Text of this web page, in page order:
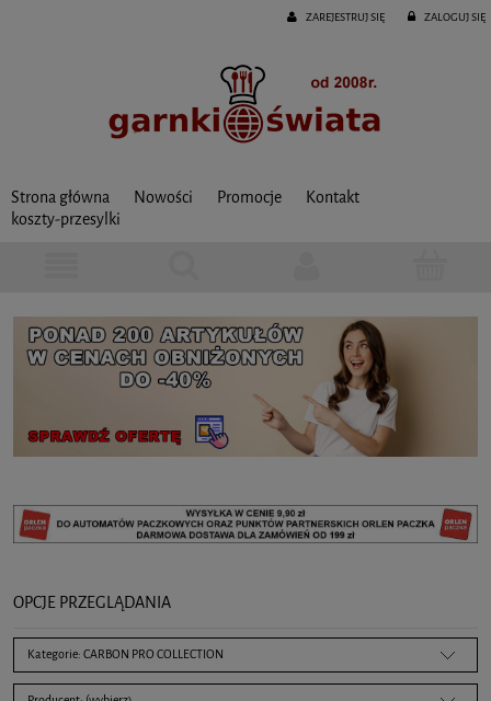
ZAREJESTRUJ SIĘ ZALOGUJ SIĘ
Strona główna Nowości Promocje
Kontakt
koszty-przesylki
OPCJE PRZEGLĄDANIA
Kategorie: CARBON PRO COLLECTION